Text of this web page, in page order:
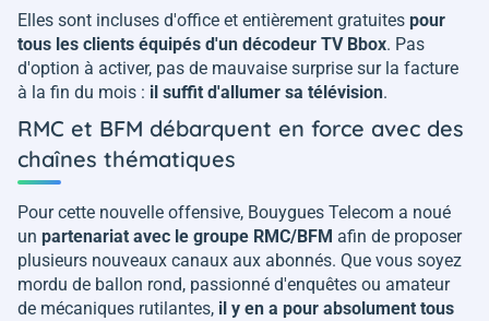
Elles sont incluses d'office et entièrement gratuites pour
tous les clients équipés d'un décodeur TV Bbox. Pas
d'option à activer, pas de mauvaise surprise sur la facture
à la fin du mois : il suffit d'allumer sa télévision.
RMC et BFM débarquent en force avec des
chaînes thématiques
Pour cette nouvelle offensive, Bouygues Telecom a noué
un partenariat avec le groupe RMC/BFM afin de proposer
plusieurs nouveaux canaux aux abonnés. Que vous soyez
mordu de ballon rond, passionné d'enquêtes ou amateur
de mécaniques rutilantes, il y en a pour absolument tous